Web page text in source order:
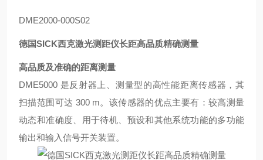
DME2000-000S02
德国SICK西克激光测距仪长距高品质精确测量
高品质及准确的距离测量
DME5000 是反射器上、测量型的高性能距离传感器，其
扫描范围可达 300 m。该传感器的优点主要有：较高测量
动态和准确度、用于待机、预设和其他系统功能的多功能
输出和输入信号开关装置。